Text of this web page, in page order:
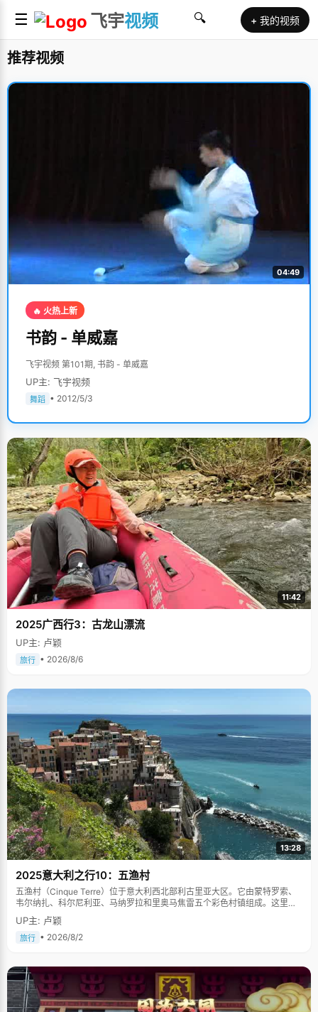
☰ 飞宇视频 🔍 + 我的视频
推荐视频
04:49
🔥 火热上新
书韵 - 单威嘉
飞宇视频 第101期, 书韵 - 单威嘉
UP主: 飞宇视频
舞蹈 • 2012/5/3
11:42
2025广西行3：古龙山漂流
UP主: 卢颖
旅行 • 2026/8/6
13:28
2025意大利之行10：五渔村
五渔村（Cinque Terre）位于意大利西北部利古里亚大区。它由蒙特罗索、
韦尔纳扎、科尔尼利亚、马纳罗拉和里奥马焦雷五个彩色村镇组成。这里依
山傍海，房屋色彩斑斓，1997年被列为世界文化遗产。
UP主: 卢颖
旅行 • 2026/8/2